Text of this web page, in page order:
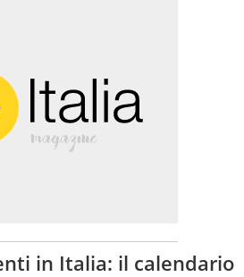
in Italia: il calendario